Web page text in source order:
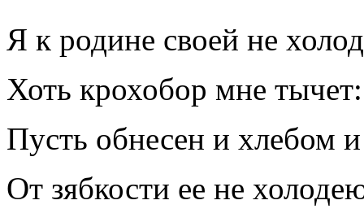
Я к родине своей не
Хоть крохобор мне
Пусть обнесен и хлебом
От зябкости ее не